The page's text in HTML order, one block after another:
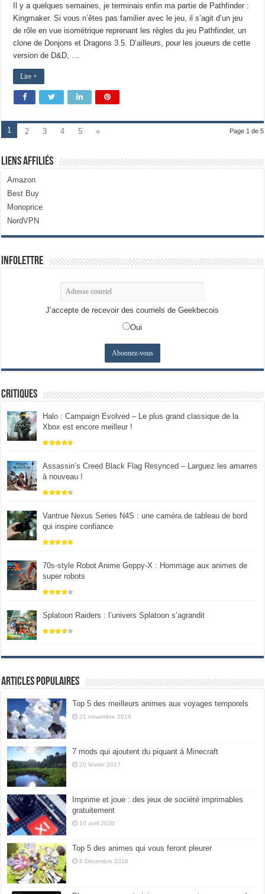
Il y a quelques semaines, je terminais enfin ma partie de Pathfinder :
Kingmaker. Si vous n’êtes pas familier avec le jeu, il s’agit d’un jeu
de rôle en vue isométrique reprenant les règles du jeu Pathfinder, un
clone de Donjons et Dragons 3.5. D’ailleurs, pour les joueurs de cette
version de D&D, …
Lire +
Page 1 de 5
1 2 3 4 5 »
Liens Affiliés
Amazon
Best Buy
Monoprice
NordVPN
Infolettre
J’accepte de recevoir des courriels de Geekbecois
Oui
Critiques
Halo : Campaign Evolved – Le plus grand classique de la
Xbox est encore meilleur !
Assassin’s Creed Black Flag Resynced – Larguez les amarres
à nouveau !
Vantrue Nexus Series N4S : une caméra de tableau de bord
qui inspire confiance
70s-style Robot Anime Geppy-X : Hommage aux animes de
super robots
Splatoon Raiders : l’univers Splatoon s’agrandit
Articles populaires
Top 5 des meilleurs animes aux voyages temporels
21 novembre 2018
7 mods qui ajoutent du piquant à Minecraft
20 février 2017
Imprime et joue : des jeux de société imprimables
gratuitement
10 avril 2020
Top 5 des animes qui vous feront pleurer
8 Décembre 2018